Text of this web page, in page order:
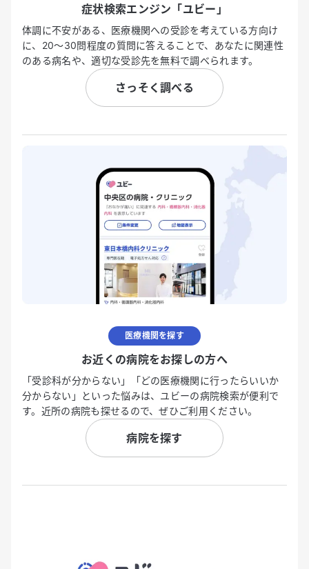
症状検索エンジン「ユビー」
体調に不安がある、医療機関への受診を考えている方向け
に、20〜30問程度の質問に答えることで、あなたに関連性
のある病名や、適切な受診先を無料で調べられます。
さっそく調べる
医療機関を探す
お近くの病院をお探しの方へ
「受診科が分からない」「どの医療機関に行ったらいいか
分からない」といった悩みは、ユビーの病院検索が便利で
す。近所の病院も探せるので、ぜひご利用ください。
病院を探す